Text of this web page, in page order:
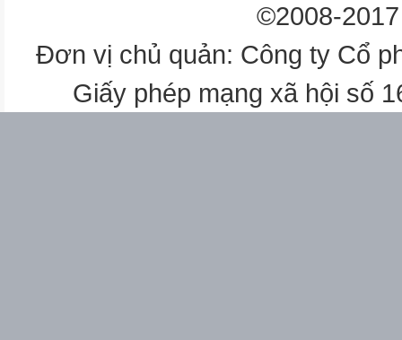
©2008-
Đơn vị chủ quản: Công ty Cổ
Giấy phép mạng xã hội số